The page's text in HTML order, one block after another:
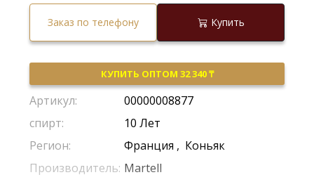
Заказ по телефону Купить
КУПИТЬ ОПТОМ 32 340 ₸
Артикул:
00000008877
спирт:
10 Лет
Регион:
Франция , Коньяк
Производитель: Martell